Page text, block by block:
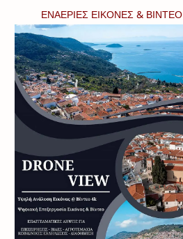
ΕΝΑΕΡΙΕΣ ΕΙΚΟΝΕΣ & ΒΙΝΤΕΟ